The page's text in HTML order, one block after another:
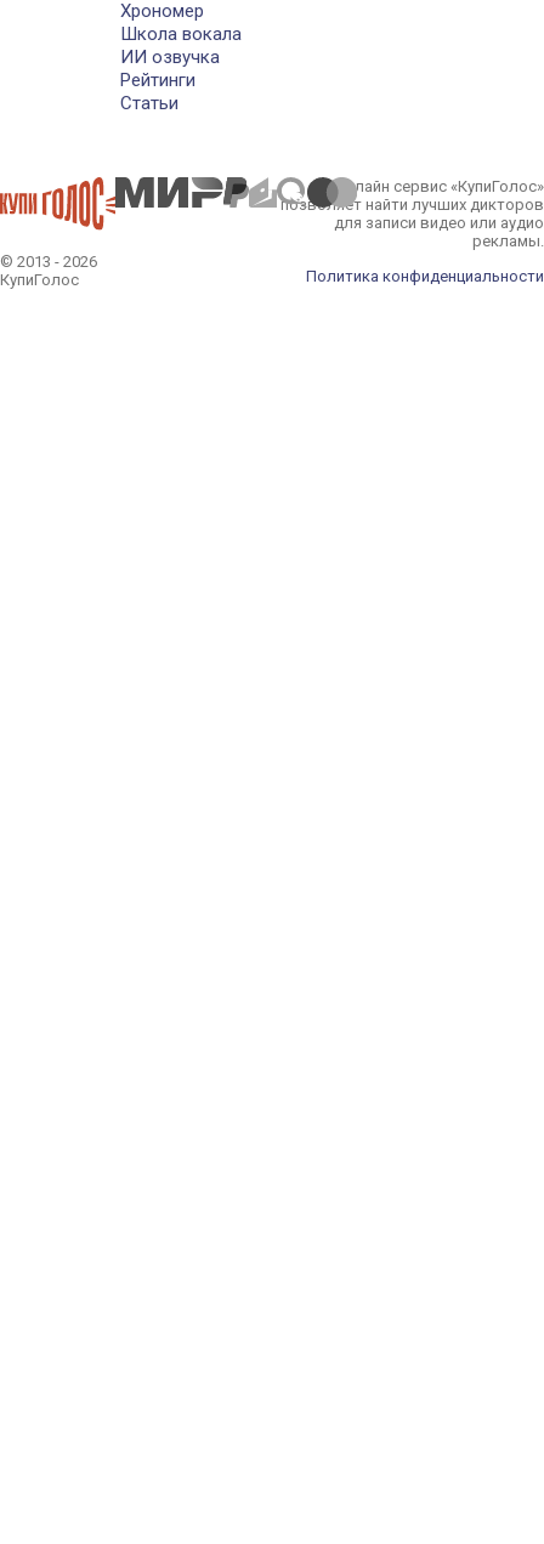
Хрономер
Школа вокала
ИИ озвучка
Рейтинги
Статьи
© 2013 - 2026
КупиГолос
Онлайн сервис «КупиГолос»
позволяет найти лучших дикторов
для записи видео или аудио
рекламы.
Политика конфиденциальности